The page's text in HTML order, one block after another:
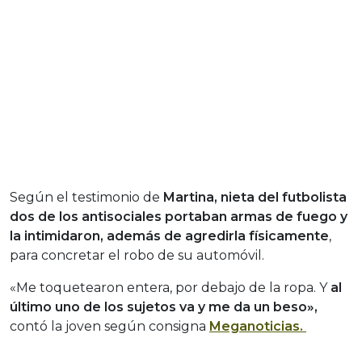
Según el testimonio de Martina, nieta del futbolista
dos de los antisociales portaban armas de fuego y
la intimidaron, además de agredirla físicamente,
para concretar el robo de su automóvil.
«Me toquetearon entera, por debajo de la ropa. Y al
último uno de los sujetos va y me da un beso»,
contó la joven según consigna Meganoticias.